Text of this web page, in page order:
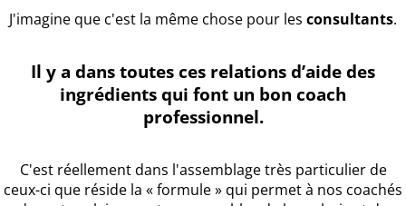
J'imagine que c'est la même chose pour les consultants.
Il y a dans toutes ces relations d’aide des
ingrédients qui font un bon coach
professionnel.
C'est réellement dans l'assemblage très particulier de
ceux-ci que réside la « formule » qui permet à nos coachés